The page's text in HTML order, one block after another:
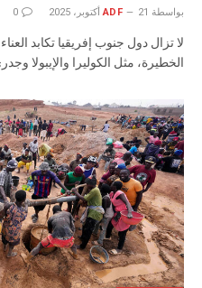
بواسطة ADF 21 أكتوبر، 2025 0
لا تزال دول جنوب إفريقيا تكابد
الخطيرة، مثل الكوليرا والإيبولا